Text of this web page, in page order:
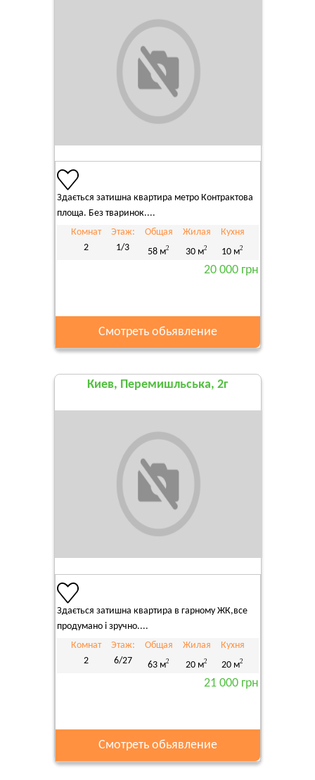
Здається затишна квартира метро Контрактова
площа. Без тваринок....
Комнат
2
Этаж:
1/3
Общая
58 м2
Жилая
30 м2
Кухня
10 м2
20 000 грн
Смотреть обьявление
Киев, Перемишльська, 2г
Здається затишна квартира в гарному ЖК,все
продумано і зручно....
Комнат
2
Этаж:
6/27
Общая
63 м2
Жилая
20 м2
Кухня
20 м2
21 000 грн
Смотреть обьявление